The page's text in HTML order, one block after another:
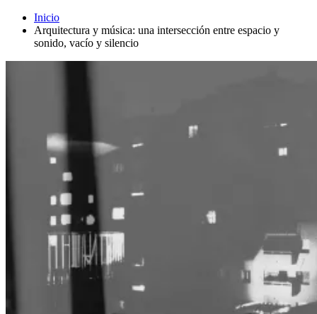
Inicio
Arquitectura y música: una intersección entre espacio y
sonido, vacío y silencio